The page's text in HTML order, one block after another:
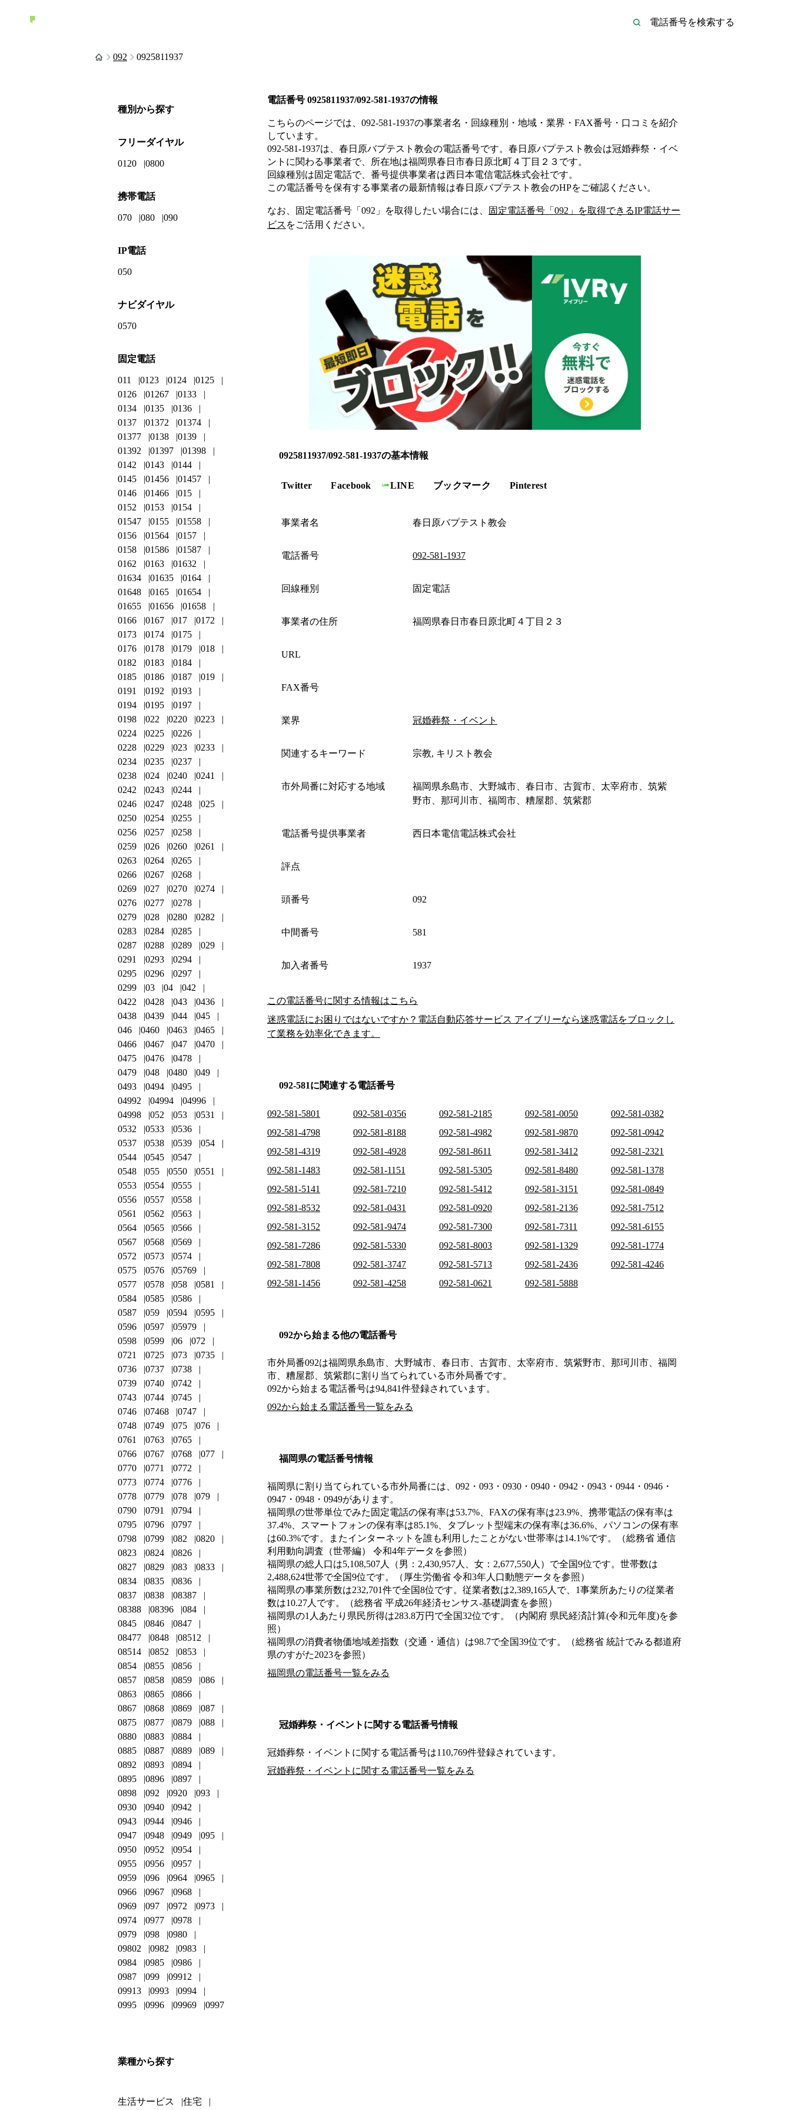
092 0925811937
電話番号 0925811937/092-581-1937の情報
こちらのページでは、 092-581-1937の事業者名・回線種別・地域・業界・FAX番号・口コミを紹介
しています。
092-581-1937は、 春日原バプテスト教会の電話番号です。 春日原バプテスト教会は冠婚葬祭・イベ
ント に関わる事業者で、所在地は福岡県春日市春日原北町４丁目２３ です。
回線種別は固定電話で、番号提供事業者は西日本電信電話株式会社です。
この電話番号を保有する事業者の最新情報は春日原バプテスト教会のHPをご確認ください。
なお、固定電話番号「 092 」を取得したい場合には、 固定電話番号「 092 」を取得できるIP電話サー
ビス をご活用ください。
0925811937/092-581-1937の基本情報
Twitter Facebook LINE ブックマーク Pinterest
事業者名 春日原バプテスト教会
電話番号 092-581-1937
回線種別 固定電話
事業者の住所 福岡県春日市春日原北町４丁目２３
URL
FAX番号
業界 冠婚葬祭・イベント
関連するキーワード 宗教, キリスト教会
市外局番に対応する地域
福岡県糸島市、大野城市、春日市、古賀市、太宰府市、筑紫
野市、那珂川市、福岡市、糟屋郡、筑紫郡
電話番号提供事業者 西日本電信電話株式会社
評点
頭番号 092
中間番号 581
加入者番号 1937
この電話番号に関する情報はこちら
迷惑電話にお困りではないですか？電話自動応答サービス アイブリーなら迷惑電話をブロックし
て業務を効率化できます。
092-581に関連する電話番号
092-581-5801 092-581-0356 092-581-2185 092-581-0050
092-581-0382
092-581-4798
092-581-8188 092-581-4982 092-581-9870
092-581-0942
092-581-4319
092-581-4928 092-581-8611 092-581-3412
092-581-2321
092-581-1483
092-581-1151 092-581-5305 092-581-8480
092-581-1378
092-581-5141
092-581-7210 092-581-5412 092-581-3151
092-581-0849
092-581-8532
092-581-0431 092-581-0920 092-581-2136
092-581-7512
092-581-3152
092-581-9474 092-581-7300 092-581-7311
092-581-6155
092-581-7286
092-581-5330 092-581-8003 092-581-1329
092-581-1774
092-581-7808
092-581-3747 092-581-5713 092-581-2436
092-581-4246
092-581-1456
092-581-4258 092-581-0621 092-581-5888
092から始まる他の電話番号
市外局番092は福岡県糸島市、大野城市、春日市、古賀市、太宰府市、筑紫野市、那珂川市、福岡
市、糟屋郡、筑紫郡に割り当てられている市外局番です。
092から始まる電話番号は94,841件登録されています。
092から始まる電話番号一覧をみる
福岡県の電話番号情報
福岡県に割り当てられている市外局番には、092・093・0930・0940・0942・0943・0944・0946・
0947・0948・0949があります。
福岡県の世帯単位でみた固定電話の保有率は53.7%、FAXの保有率は23.9%、携帯電話の保有率は
37.4%、スマートフォンの保有率は85.1%、タブレット型端末の保有率は36.6%、パソコンの保有率
は60.3%です。またインターネットを誰も利用したことがない世帯率は14.1%です。（総務省 通信
利用動向調査（世帯編） 令和4年データを参照）
福岡県の総人口は5,108,507人（男：2,430,957人、女：2,677,550人）で全国9位です。世帯数は
2,488,624世帯で全国9位です。（厚生労働省 令和3年人口動態データを参照）
福岡県の事業所数は232,701件で全国8位です。従業者数は2,389,165人で、1事業所あたりの従業者
数は10.27人です。（総務省 平成26年経済センサス‐基礎調査を参照）
福岡県の1人あたり県民所得は283.8万円で全国32位です。（内閣府 県民経済計算(令和元年度)を参
照）
福岡県の消費者物価地域差指数（交通・通信）は98.7で全国39位です。（総務省 統計でみる都道府
県のすがた2023を参照）
福岡県の電話番号一覧をみる
冠婚葬祭・イベントに関する電話番号情報
冠婚葬祭・イベントに関する電話番号は110,769件登録されています。
冠婚葬祭・イベントに関する電話番号一覧をみる
種別から探す
フリーダイヤル
0120 0800
携帯電話
070 080 090
IP電話
050
ナビダイヤル
0570
固定電話
011 0123 0124
0125
0126
01267
0133
0134
0135
0136
0137
01372
01374
01377
0138
0139
01392
01397
01398
0142
0143
0144
0145
01456
01457
0146
01466
015
0152
0153
0154
01547
0155
01558
0156
01564
0157
0158
01586
01587
0162
0163
01632
01634
01635
0164
01648
0165
01654
01655
01656
01658
0166
0167 017
0172
0173
0174
0175
0176
0178 0179
018
0182
0183
0184
0185
0186 0187
019
0191
0192
0193
0194
0195
0197
0198
022 0220
0223
0224
0225
0226
0228
0229 023
0233
0234
0235
0237
0238
024 0240
0241
0242
0243
0244
0246
0247 0248
025
0250
0254
0255
0256
0257
0258
0259
026 0260
0261
0263
0264
0265
0266
0267
0268
0269
027 0270
0274
0276
0277
0278
0279
028 0280
0282
0283
0284
0285
0287
0288 0289
029
0291
0293
0294
0295
0296
0297
0299
03 04
042
0422
0428 043
0436
0438
0439 044
045
046
0460 0463
0465
0466
0467 047
0470
0475
0476
0478
0479
048 0480
049
0493
0494
0495
04992
04994
04996
04998
052 053
0531
0532
0533
0536
0537
0538 0539
054
0544
0545
0547
0548
055 0550
0551
0553
0554
0555
0556
0557
0558
0561
0562
0563
0564
0565
0566
0567
0568
0569
0572
0573
0574
0575
0576
05769
0577
0578 058
0581
0584
0585
0586
0587
059 0594
0595
0596
0597
05979
0598
0599 06
072
0721
0725 073
0735
0736
0737
0738
0739
0740
0742
0743
0744
0745
0746
07468
0747
0748
0749 075
076
0761
0763
0765
0766
0767 0768
077
0770
0771
0772
0773
0774
0776
0778
0779 078
079
0790
0791
0794
0795
0796
0797
0798
0799 082
0820
0823
0824
0826
0827
0829 083
0833
0834
0835
0836
0837
0838
08387
08388
08396
084
0845
0846
0847
08477
0848
08512
08514
0852
0853
0854
0855
0856
0857
0858 0859
086
0863
0865
0866
0867
0868 0869
087
0875
0877 0879
088
0880
0883
0884
0885
0887 0889
089
0892
0893
0894
0895
0896
0897
0898
092 0920
093
0930
0940
0942
0943
0944
0946
0947
0948 0949
095
0950
0952
0954
0955
0956
0957
0959
096 0964
0965
0966
0967
0968
0969
097 0972
0973
0974
0977
0978
0979
098
0980
09802
0982
0983
0984
0985
0986
0987
099
09912
09913
0993
0994
0995
0996 09969 0997
業種から探す
生活サービス 住宅